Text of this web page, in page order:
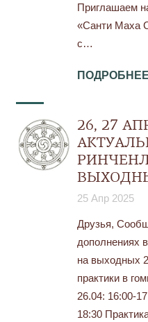
Приглашаем
«Санти Маха
с…
ПОДРОБНЕЕ
26, 27
25 Апр 2025
Друзья,
дополнениях
на выходных
практики в
26.04: 16:00-
18:30